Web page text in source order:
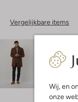
Wij, en
onze
Vergelijkbare items
Bram is 1
pasvorm is